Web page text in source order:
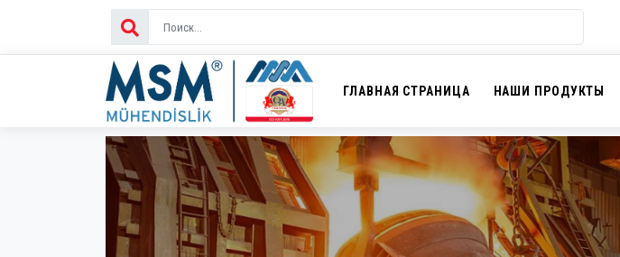
ГЛАВНАЯ СТРАНИЦА НАШИ ПРОДУКТЫ